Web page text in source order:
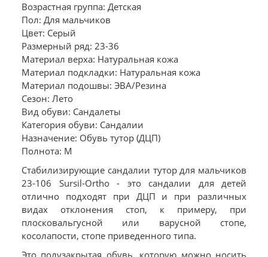
Возрастная группа: Детская
Пол: Для мальчиков
Цвет: Серый
Размерный ряд: 23-36
Материал верха: Натуральная кожа
Материал подкладки: Натуральная кожа
Материал подошвы: ЭВА/Резина
Сезон: Лето
Вид обуви: Сандалеты
Категория обуви: Сандалии
Назначение: Обувь тутор (ДЦП)
Полнота: M
Стабилизирующие сандалии тутор для мальчиков
23-106 Sursil-Ortho - это сандалии для детей
отлично подходят при ДЦП и при различных
видах отклонения стоп, к примеру, при
плосковальгусной или варусной стопе,
косолапости, стопе приведенного типа.